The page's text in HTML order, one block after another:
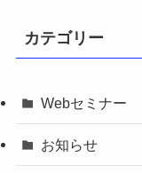
カテゴリー
Webセミナー
お知らせ